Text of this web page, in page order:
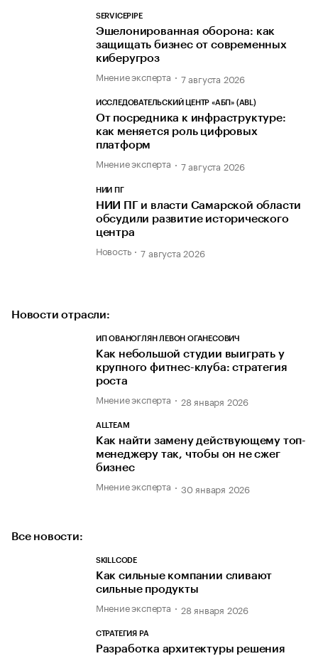
SERVICEPIPE
Эшелонированная оборона: как
защищать бизнес от современных
киберугроз
Мнение эксперта 7 августа 2026
ИССЛЕДОВАТЕЛЬСКИЙ ЦЕНТР «АБП» (ABL)
От посредника к инфраструктуре:
как меняется роль цифровых
платформ
Мнение эксперта 7 августа 2026
НИИ ПГ
НИИ ПГ и власти Самарской области
обсудили развитие исторического
центра
Новость 7 августа 2026
Новости отрасли:
ИП ОВАНОГЛЯН ЛЕВОН ОГАНЕСОВИЧ
Как небольшой студии выиграть у
крупного фитнес-клуба: стратегия
роста
Мнение эксперта 28 января 2026
ALLTEAM
Как найти замену действующему топ-
менеджеру так, чтобы он не сжег
бизнес
Мнение эксперта 30 января 2026
Все новости:
SKILLCODE
Как сильные компании сливают
сильные продукты
Мнение эксперта 28 января 2026
СТРАТЕГИЯ РА
Разработка архитектуры решения